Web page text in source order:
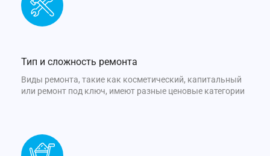
Тип и сложность ремонта
Виды ремонта, такие как косметический, капитальный
или ремонт под ключ, имеют разные ценовые категории